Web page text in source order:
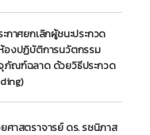
าศยกเลิกผู้ชนะประกวด
องปฏิบัติการนวัตกรรม
ณฑ์ฉลาด ด้วยวิธีประกวด
าสตราจารย์ ดร. รชนิภาส